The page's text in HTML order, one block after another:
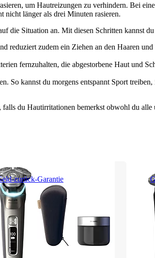
um Hautreizungen zu verhindern. Bei
nicht länger als drei Minuten rasieren.
die Situation an. Mit diesen Schritten kannst
reduziert zudem ein Ziehen an den Haaren
fernzuhalten, die abgestorbene Haut und
So kannst du morgens entspannt Sport
du Hautirritationen bemerkst obwohl du alle
zurück-Garantie